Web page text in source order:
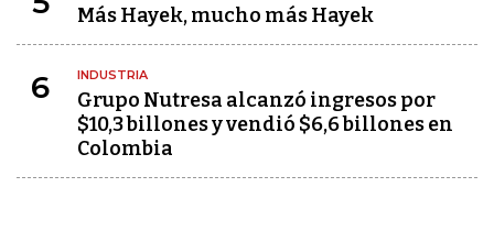
Más Hayek, mucho más Hayek
6 INDUSTRIA
Grupo Nutresa alcanzó ingresos por
$10,3 billones y vendió $6,6 billones en
Colombia